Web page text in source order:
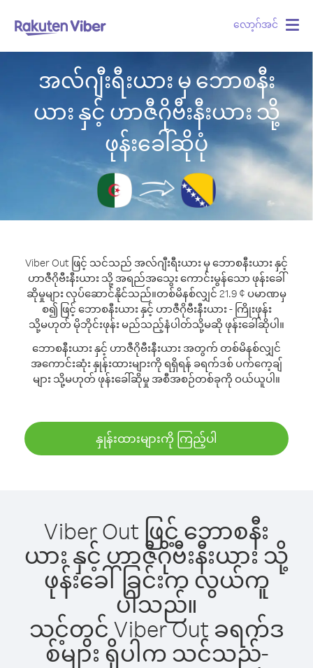
လော့ဂ်အင်
အလ်ဂျီးရီးယား မှ ဘောစနီး
ယား နှင့် ဟာဇီဂိုဗီးနီးယား သို့
ဖုန်းခေါ်ဆိုပုံ
Viber Out ဖြင့် သင်သည် အလ်ဂျီးရီးယား မှ ဘောစနီးယား နှင့်
ဟာဇီဂိုဗီးနီးယား သို့ အရည်အသွေး ကောင်းမွန်သော ဖုန်းခေါ်
ဆိုမှုများ လုပ်ဆောင်နိုင်သည်။တစ်မိနစ်လျှင် 21.9 ¢ ပမာဏမှ
စ၍ ဖြင့် ဘောစနီးယား နှင့် ဟာဇီဂိုဗီးနီးယား - ကြိုးဖုန်း
သို့မဟုတ် မိုဘိုင်းဖုန်း မည်သည့်နံပါတ်သို့မဆို ဖုန်းခေါ်ဆိုပါ။
ဘောစနီးယား နှင့် ဟာဇီဂိုဗီးနီးယား အတွက် တစ်မိနစ်လျှင်
အကောင်းဆုံး နှုန်းထားများကို ရရှိရန် ခရက်ဒစ် ပက်ကေ့ချ်
များ သို့မဟုတ် ဖုန်းခေါ်ဆိုမှု အစီအစဉ်တစ်ခုကို ဝယ်ယူပါ။
နှုန်းထားများကို ကြည့်ပါ
Viber Out ဖြင့် ဘောစနီး
ယား နှင့် ဟာဇီဂိုဗီးနီးယား သို့
ဖုန်းခေါ်ခြင်းက လွယ်ကူ
ပါသည်။
သင့်တွင် Viber Out ခရက်ဒ
စ်များ ရှိပါက သင်သည်-